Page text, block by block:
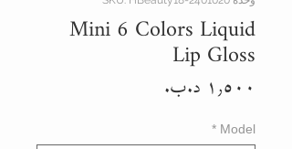
Mini 6 Colors Liquid
Lip Gloss
Model
*